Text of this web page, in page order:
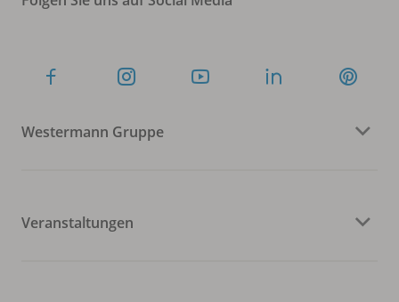
Westermann Gruppe
Veranstaltungen